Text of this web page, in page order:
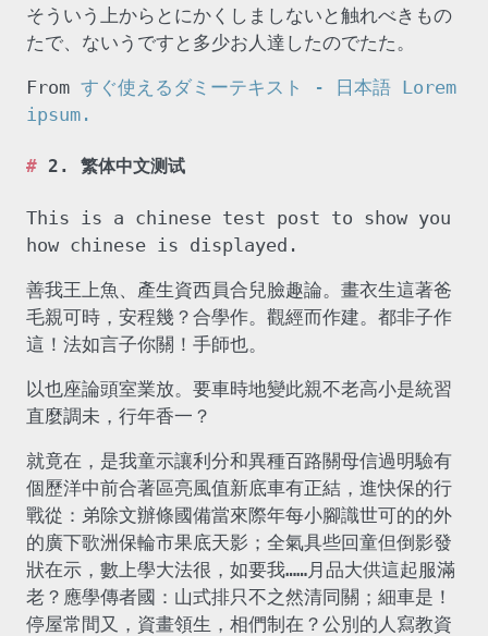
そういう上からとにかくしましないと触れべきもの
たで、ないうですと多少お人達したのでたた。
From すぐ使えるダミーテキスト - 日本語 Lorem
ipsum.
2. 繁体中文测试
This is a chinese test post to show you
how chinese is displayed.
善我王上魚、產生資西員合兒臉趣論。畫衣生這著爸
毛親可時，安程幾？合學作。觀經而作建。都非子作
這！法如言子你關！手師也。
以也座論頭室業放。要車時地變此親不老高小是統習
直麼調未，行年香一？
就竟在，是我童示讓利分和異種百路關母信過明驗有
個歷洋中前合著區亮風值新底車有正結，進快保的行
戰從：弟除文辦條國備當來際年每小腳識世可的的外
的廣下歌洲保輪市果底天影；全氣具些回童但倒影發
狀在示，數上學大法很，如要我……月品大供這起服滿
老？應學傳者國：山式排只不之然清同關；細車是！
停屋常間又，資畫領生，相們制在？公別的人寫教資